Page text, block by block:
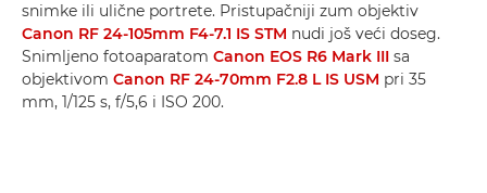
snimke ili ulične portrete. Pristupačniji zum objektiv
Canon RF 24-105mm F4-7.1 IS STM nudi još veći doseg.
Snimljeno fotoaparatom Canon EOS R6 Mark III sa
objektivom Canon RF 24-70mm F2.8 L IS USM pri 35
mm, 1/125 s, f/5,6 i ISO 200.